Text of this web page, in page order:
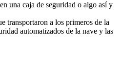
una caja de seguridad o algo así y
transportaron a los primeros de la
automatizados de la nave y las